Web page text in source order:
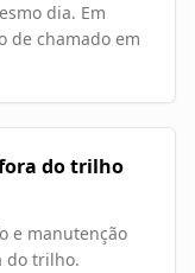
dia. Em
de chamado em
do trilho
e manutenção
do trilho.